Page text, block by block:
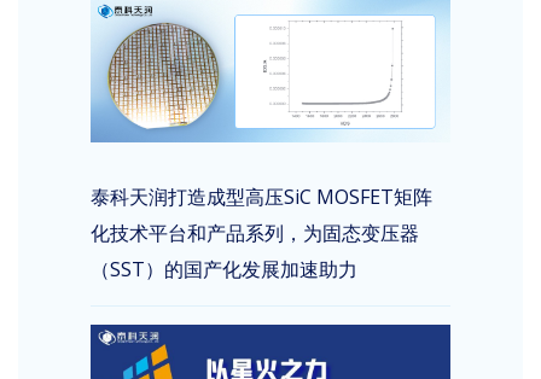
泰科天润打造成型高压SiC MOSFET矩阵
化技术平台和产品系列，为固态变压器
（SST）的国产化发展加速助力